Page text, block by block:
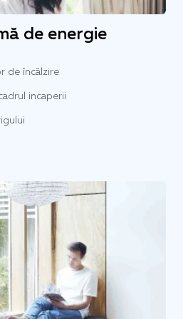
de energie
de încălzire
incaperii